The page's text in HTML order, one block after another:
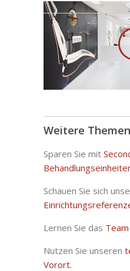
Weitere Themen
Sparen Sie mit
Schauen Sie sich
Lernen Sie das
Nutzen Sie unseren
Vorort.